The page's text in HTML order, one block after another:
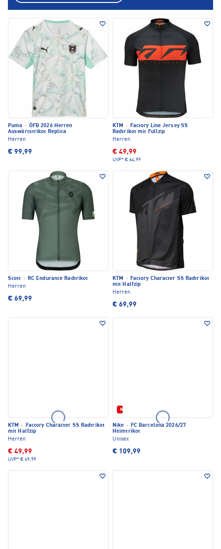
Puma · ÖFB 2026 Herren
Auswärtstrikot Replica
Herren
€ 99,99
KTM ·
Factory Line Jersey SS
Radtrikot mit Fullzip
Herren
€ 49,99
UVP* € 64,99
Scott · RC Endurance Radtrikot
Herren
€ 69,99
KTM ·
Factory Character SS Radtrikot
mit Halfzip
Herren
€ 69,99
KTM ·
Factory Character SS Radtrikot
mit Halfzip
Herren
€ 49,99
UVP* € 69,99
Neu
Nike · FC Barcelona 2026/27
Heimtrikot
Unisex
€ 109,99